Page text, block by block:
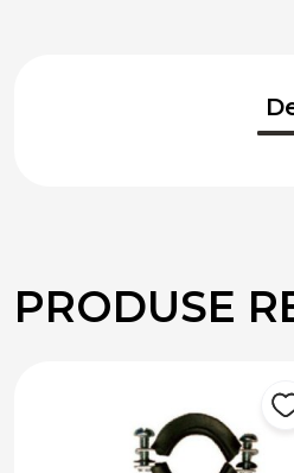
PRODUSE